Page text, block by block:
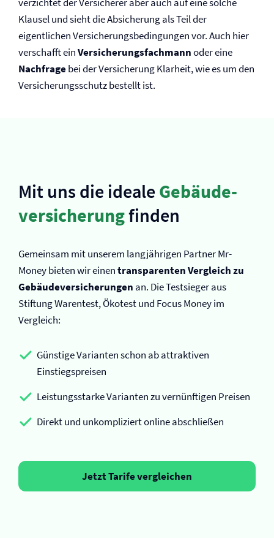
Klausel und sieht die Absicherung als Teil der
eigentlichen Versicherungs­bedingungen vor. Auch hier
verschafft einVersicherungsfachmannoder eine
Nachfragebei der Versicherung Klarheit, wie es um den
Versicherungsschutz bestellt ist.
Mit uns die ideale Gebäude­
versicherungfinden
Gemeinsam mit unserem langjährigen Partner Mr-
Money bieten wir einentransparenten Vergleich zu
Gebäude­versicherungen an. Die Testsieger aus
Stiftung Warentest, Ökotest und Focus Money im
Vergleich:
Günstige Varianten schon ab attraktiven
Einstiegspreisen
Leistungsstarke Varianten zu vernünftigen Preisen
Direkt und unkompliziert online abschließen
Jetzt Tarife vergleichen